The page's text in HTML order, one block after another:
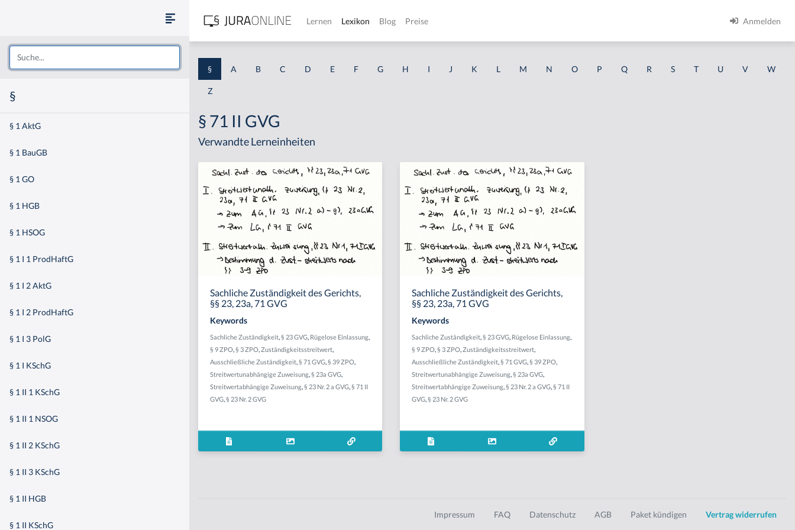
§
§ 1 AktG
§ 1 BauGB
§ 1 GO
§ 1 HGB
§ 1 HSOG
§ 1 I 1 ProdHaftG
§ 1 I 2 AktG
§ 1 I 2 ProdHaftG
§ 1 I 3 PolG
§ 1 I KSchG
§ 1 II 1 KSchG
§ 1 II 1 NSOG
§ 1 II 2 KSchG
§ 1 II 3 KSchG
§ 1 II HGB
§ 1 II KSchG
Lernen Lexikon Blog Preise Anmelden
§ A B C D E F G H I J K L M N O P Q R S T U V W
Z
§ 71 II GVG
Verwandte Lerneinheiten
Sachliche Zuständigkeit des Gerichts,
§§ 23, 23a, 71 GVG
Keywords
Sachliche Zuständigkeit,§ 23 GVG, Rügelose Einlassung,
§ 9 ZPO,§ 3 ZPO,Zuständigkeitsstreitwert,
Ausschließliche Zuständigkeit,§ 71 GVG,§ 39 ZPO,
Streitwertunabhängige Zuweisung,§ 23a GVG,
Streitwertabhängige Zuweisung,§ 23 Nr. 2 a GVG,§ 71 II
GVG,§ 23 Nr. 2 GVG
Sachliche Zuständigkeit des Gerichts,
§§ 23, 23a, 71 GVG
Keywords
Sachliche Zuständigkeit,§ 23 GVG, Rügelose Einlassung,
§ 9 ZPO,§ 3 ZPO,Zuständigkeitsstreitwert,
Ausschließliche Zuständigkeit,§ 71 GVG,§ 39 ZPO,
Streitwertunabhängige Zuweisung,§ 23a GVG,
Streitwertabhängige Zuweisung,§ 23 Nr. 2 a GVG,§ 71 II
GVG,§ 23 Nr. 2 GVG
Impressum FAQ Datenschutz AGB Paket kündigen Vertrag widerrufen